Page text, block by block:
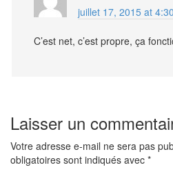
juillet 17, 2015 at 4:30
C’est net, c’est propre, ça
Laisser un
Votre adresse e-mail ne sera pas
obligatoires sont indiqués avec *